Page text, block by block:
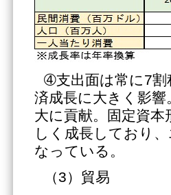
➃支出面は常に7割
済成長に大きく影
大に貢献。固定資
しく成長しており
なっている。
（3）貿易